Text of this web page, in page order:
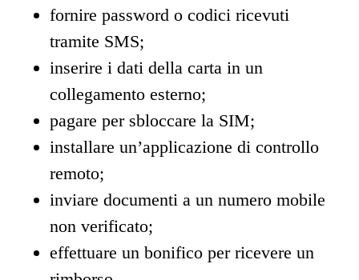
fornire password o codici ricevuti
tramite SMS;
inserire i dati della carta in un
collegamento esterno;
pagare per sbloccare la SIM;
installare un’applicazione di controllo
remoto;
inviare documenti a un numero mobile
non verificato;
effettuare un bonifico per ricevere un